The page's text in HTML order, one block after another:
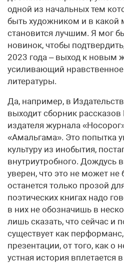
одной из начальных тем
быть художником и в какой
становится лучшим. Я мог
новинок, чтобы
2023 года – выход к
усиливающий
литературы.
Да, например, в
выходит сборник
издателя журнала
«Амальгама». Это попытка
культуру из инобытия,
внутриутробного. Дождусь
уверен, что это не может не
останется только прозой
поэтических книгах надо
в них не обозначишь в
лишь сказать, что сейчас и
существует как
презентации, от того, как о
устная история вплетается